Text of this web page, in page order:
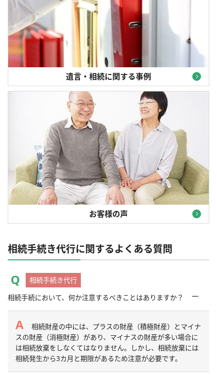
遺言・相続に関する事例
お客様の声
相続手続き代行に関するよくある質問
相続手続き代行
相続手続において、何か注意するべきことはありますか？
－
相続財産の中には、プラスの財産（積極財産）とマイナ
スの財産（消極財産）があり、マイナスの財産が多い場合に
は相続放棄をしなくてはなりません。しかし、相続放棄には
相続発生から3カ月と期限があるため注意が必要です。